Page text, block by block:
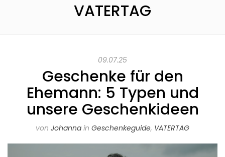
VATERTAG
09.07.25
Geschenke für den
Ehemann: 5 Typen und
unsere Geschenkideen
von Johanna in Geschenkeguide, VATERTAG